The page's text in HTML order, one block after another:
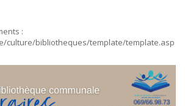
:
culture/bibliotheques/template/template.asp